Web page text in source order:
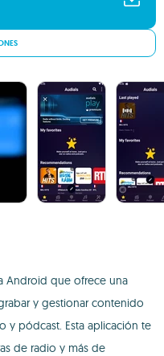
Android que ofrece una
y gestionar contenido
y pódcast. Esta aplicación te
de radio y más de